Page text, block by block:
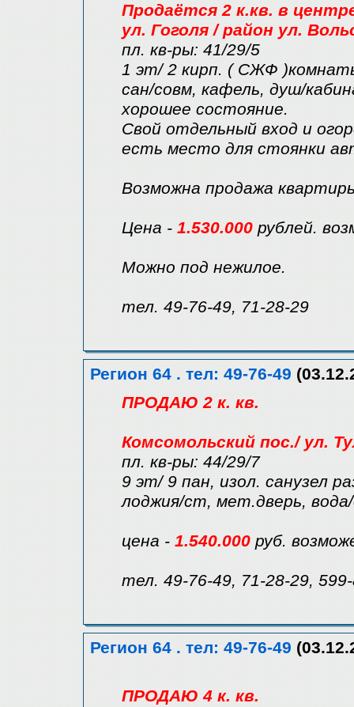
Продаётся 2 к.кв. в
ул. Гоголя / район ул.
пл. кв-ры: 41/29/5
1 эт/ 2 кирп. ( СЖФ
сан/совм, кафель, душ/
хорошее состояние.
Свой отдельный вход и
есть место для стоянки
Возможна продажа
Цена - 1.530.000 рублей.
Можно под нежилое.
тел. 49-76-49, 71-28-29
Регион 64 . тел: 49-76-49
ПРОДАЮ 2 к. кв.
Комсомольский пос./ ул.
пл. кв-ры: 44/29/7
9 эт/ 9 пан, изол. санузел
лоджия/ст, мет.дверь, вода/
цена - 1.540.000 руб.
тел. 49-76-49, 71-28-29,
Регион 64 . тел: 49-76-49
ПРОДАЮ 4 к. кв.